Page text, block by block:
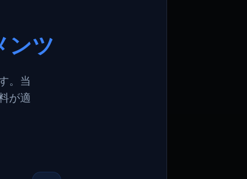
ンツ
。当
が適